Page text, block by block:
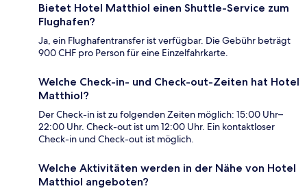
Bietet Hotel Matthiol einen Shuttle-Service zum
Flughafen?
Ja, ein Flughafentransfer ist verfügbar. Die Gebühr beträgt
900 CHF pro Person für eine Einzelfahrkarte.
Welche Check-in- und Check-out-Zeiten hat Hotel
Matthiol?
Der Check-in ist zu folgenden Zeiten möglich: 15:00 Uhr–
22:00 Uhr. Check-out ist um 12:00 Uhr. Ein kontaktloser
Check-in und Check-out ist möglich.
Welche Aktivitäten werden in der Nähe von Hotel
Matthiol angeboten?